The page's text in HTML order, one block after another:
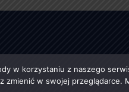
w korzystaniu z naszego
w swojej przeglądarce.